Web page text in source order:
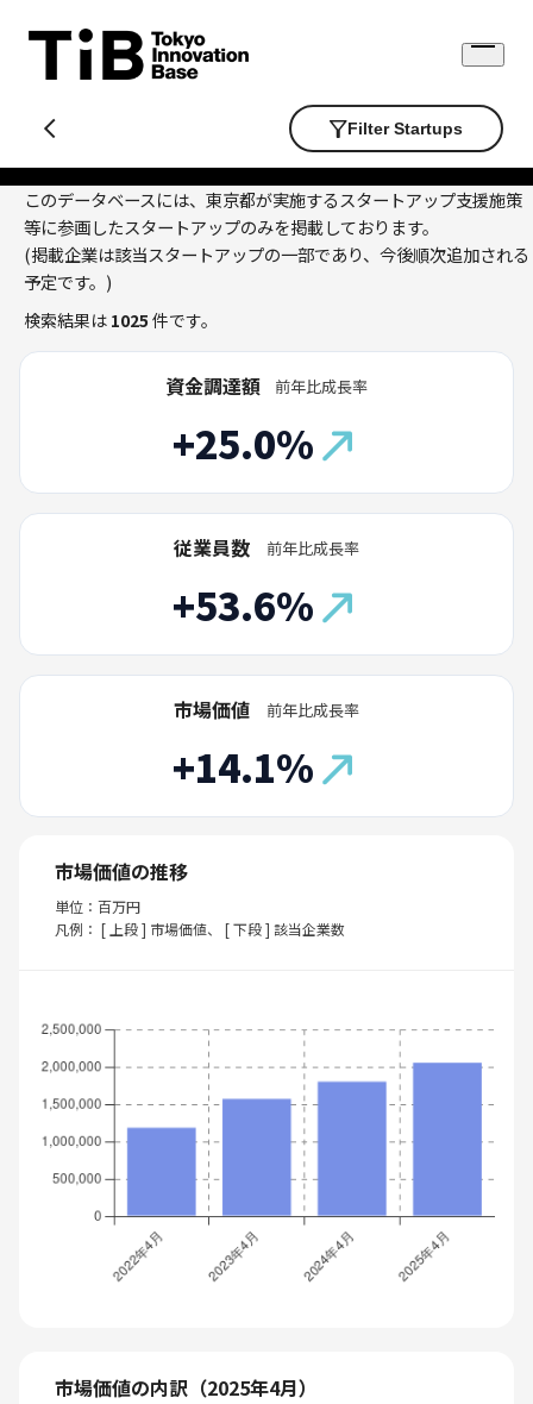
content
Open
Filter Startups
このデータベースには、東京都が実施するスタートアップ支援施策
等に参画したスタートアップのみを掲載しております。
(掲載企業は該当スタートアップの一部であり、今後順次追加される
予定です。)
検索結果は 1025 件です。
資金調達額
+25.0%
前年比成長率
従業員数
+53.6%
前年比成長率
市場価値
+14.1%
前年比成長率
市場価値の推移
単位：百万円
凡例： [ 上段 ] 市場価値、 [ 下段 ] 該当企業数
市場価値の内訳（2025年4月）